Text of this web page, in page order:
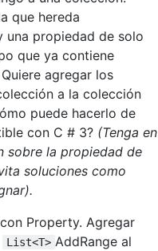
que hereda
una propiedad de solo
que ya contiene
agregar los
a la colección
puede hacerlo de
con C # 3? (Tenga en
sobre la propiedad de
soluciones como
Property. Agregar
List<T> AddRange al